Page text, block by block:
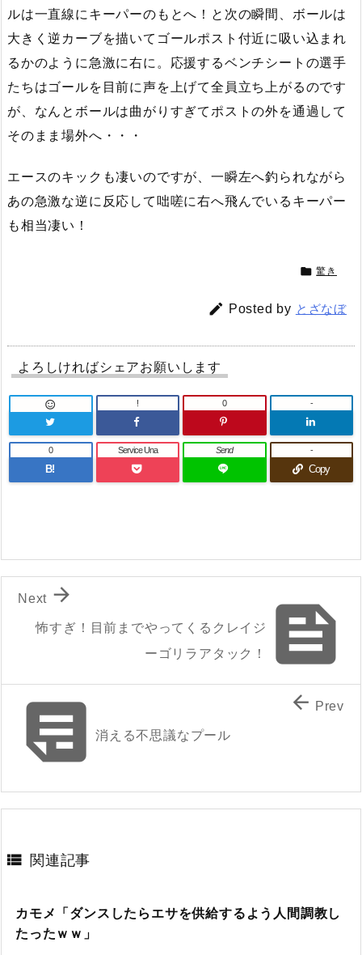
ルは一直線にキーパーのもとへ！と次の瞬間、ボールは
大きく逆カーブを描いてゴールポスト付近に吸い込まれ
るかのように急激に右に。応援するベンチシートの選手
たちはゴールを目前に声を上げて全員立ち上がるのです
が、なんとボールは曲がりすぎてポストの外を通過して
そのまま場外へ・・・
エースのキックも凄いのですが、一瞬左へ釣られながら
あの急激な逆に反応して咄嗟に右へ飛んでいるキーパー
も相当凄い！
 驚き
 Posted by とざなぼ
よろしければシェアお願いします
 ! 0 -
B!
0 Service Una Send
Copy
-

怖すぎ！目前までやってくるクレイジ
ーゴリラアタック！

Next
消える不思議なプール
 Prev
 関連記事
カモメ「ダンスしたらエサを供給するよう人間調教し
たったｗｗ」